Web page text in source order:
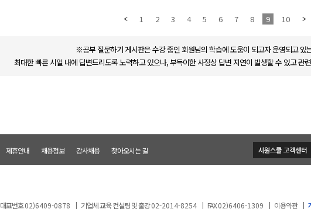
1 2 3 4 5 6 7 8 9 10
※공부 질문하기 게시판은 수강 중인 회원님의 학습에 도움이 되고자 운영되고 있
최대한 빠른 시일 내에 답변드리도록 노력하고 있으나, 부득이한 사정상 답변 지연이 발생할 수 있고 관
제휴안내 채용정보 강사채용 찾아오시는 길
대표번호02)6409-0878 | 기업체 교육 컨설팅 및 출강02-2014-8254 | FAX02)6406-1309 | 이용약관 |